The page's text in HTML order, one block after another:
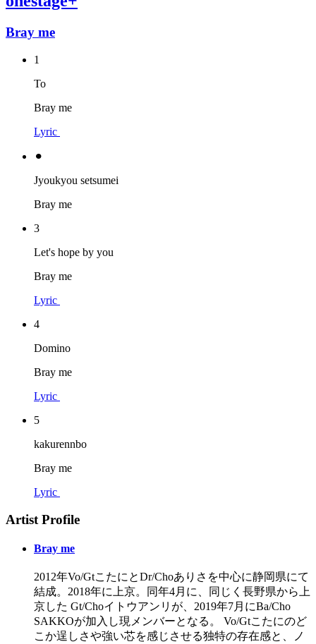
Bray me
1
To
Bray me
Lyric
⚫︎
Jyoukyou setsumei
Bray me
3
Let's hope by you
Bray me
Lyric
4
Domino
Bray me
Lyric
5
kakurennbo
Bray me
Lyric
Artist Profile
Bray me
2012年Vo/GtこたにとDr/Choありさを中心に静岡県にて
結成。2018年に上京。同年4月に、同じく長野県から上
京した Gt/Choイトウアンリが、2019年7月にBa/Cho
SAKKOが加入し現メンバーとなる。 Vo/Gtこたにのど
こか逞しさや強い芯を感じさせる独特の存在感と、ノ